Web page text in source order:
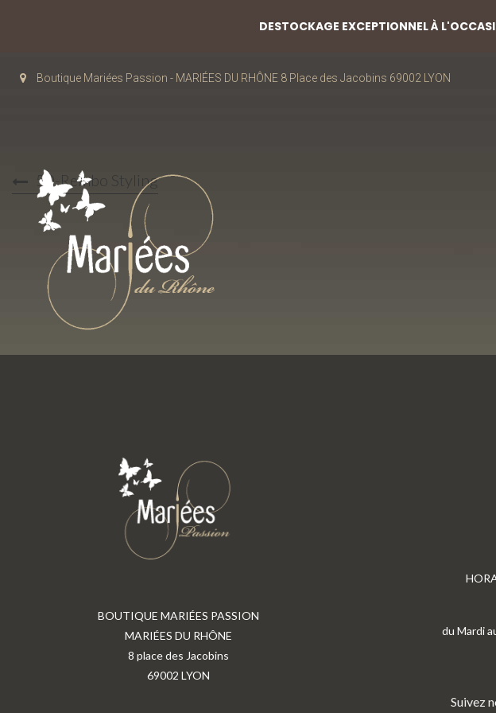
Boutique Mariées Passion - MARIÉES DU RHÔNE 8 Place des Jacobins 69002 LYON
50-Rembo Styling
BOUTIQUE MARIÉES PASSION
MARIÉES DU RHÔNE
8 place des Jacobins
69002 LYON
du Mardi
Suivez
DESTOCKAGE EXCEPTIONNEL À